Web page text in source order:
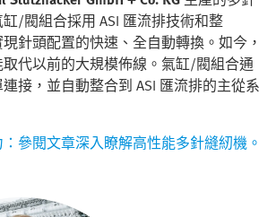
/閥組合採用 ASI 匯流排技術和整
針頭配置的快速、全自動轉換。如今，
代以前的大規模佈線。氣缸/閥組合通
接，並自動整合到 ASI 匯流排的主從系
參閱文章深入瞭解高性能多針縫紉機。